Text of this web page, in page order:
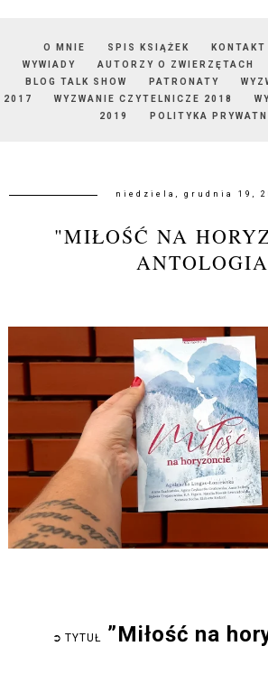
O MNIE SPIS KSIĄŻEK
WYWIADY
AUTORZY O ZWIERZĘTACH
BLOG TALK SHOW
PATRONATY
2017
WYZWANIE CZYTELNICZE 2018
2019
POLITYKA
niedziela, grudnia 19,
"MIŁOŚĆ NA
ANTOLOGIA
➲ TYTUŁ ”Miłość na